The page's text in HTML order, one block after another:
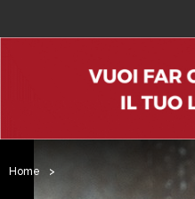
Home >